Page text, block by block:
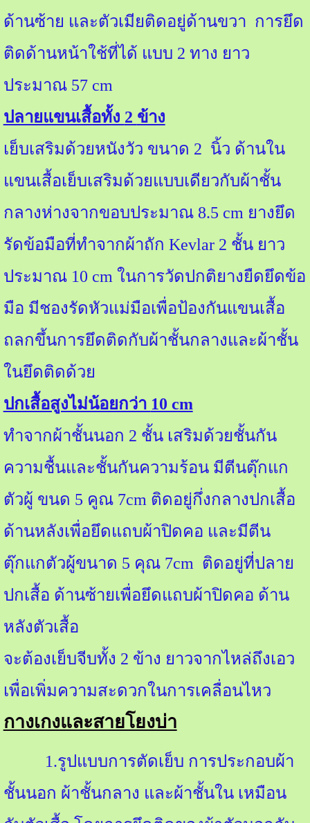
ด้านซ้าย และตัวเมียติดอยู่ด้านขวา การยึด
ติดด้านหน้าใช้ที่ได้ แบบ 2 ทาง ยาว
ประมาณ 57 cm
ปลายแขนเสื้อทั้ง 2 ข้าง
เย็บเสริมด้วยหนังวัว ขนาด 2 นิ้ว ด้านใน
แขนเสื้อเย็บเสริมด้วยแบบเดียวกับผ้าชั้น
กลางห่างจากขอบประมาณ 8.5 cm ยางยึด
รัดข้อมือที่ทำจากผ้าถัก Kevlar 2 ชั้น ยาว
ประมาณ 10 cm ในการวัดปกติยางยืดยึดข้อ
มือ มีชองรัดหัวแม่มือเพื่อป้องกันแขนเสื้อ
ถลกขึ้นการยึดติดกับผ้าชั้นกลางและผ้าชั้น
ในยึดติดด้วย
ปกเสื้อสูงไม่น้อยกว่า 10 cm
ทำจากผ้าชั้นนอก 2 ชั้น เสริมด้วยชั้นกัน
ความชื้นและชั้นกันความร้อน มีตีนตุ๊กแก
ตัวผู้ ขนด 5 คูณ 7cm ติดอยู่กึ่งกลางปกเสื้อ
ด้านหลังเพื่อยึดแถบผ้าปิดคอ และมีตีน
ตุ๊กแกตัวผู้ขนาด 5 คุณ 7cm ติดอยู่ที่ปลาย
ปกเสื้อ ด้านซ้ายเพื่อยึดแถบผ้าปิดคอ ด้าน
หลังตัวเสื้อ
จะต้องเย็บจีบทั้ง 2 ข้าง ยาวจากไหล่ถึงเอว
เพื่อเพิ่มความสะดวกในการเคลื่อนไหว
กางเกงและสายโยงบ่า
1.รูปแบบการตัดเย็บ การประกอบผ้า
ชั้นนอก ผ้าชั้นกลาง และผ้าชั้นใน เหมือน